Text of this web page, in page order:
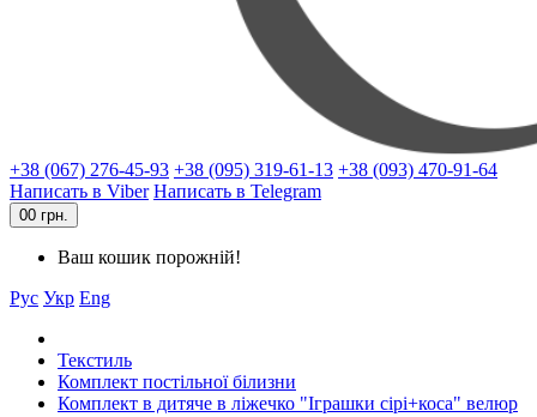
+38 (067) 276-45-93 +38 (095) 319-61-13 +38 (093) 470-91-64
Написать в Viber Написать в Telegram
00 грн.
Ваш кошик порожній!
Рус Укр Eng
Текстиль
Комплект постільної білизни
Комплект в дитяче в ліжечко "Іграшки сірі+коса" велюр